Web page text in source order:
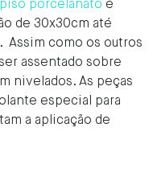
piso porcelanato é
de 30x30cm até
Assim como os outros
assentado sobre
nivelados. As peças
especial para
a aplicação de